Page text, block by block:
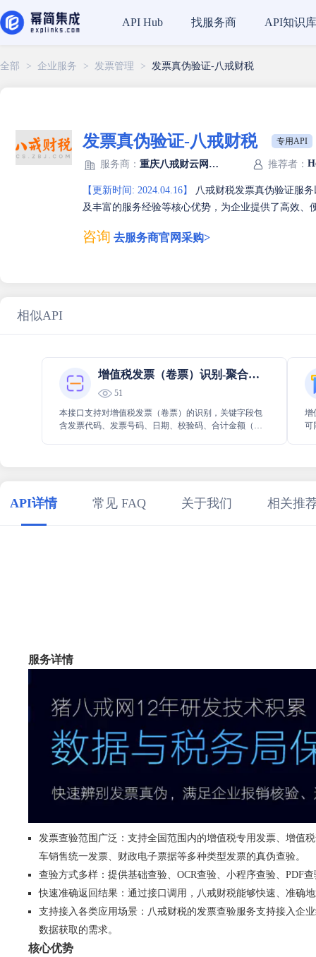
API Hub 找服务商 API知识库
全部 > 企业服务 > 发票管理 > 发票真伪验证-八戒财税
发票真伪验证-八戒财税 专用API
服务商： 重庆八戒财云网络科技有限公司 推荐者：
【更新时间: 2024.04.16】
八戒财税发票真伪验证服
及丰富的服务经验等核心优势，为企业提供了高效、
咨询 去服务商官网采购>
相似API
增值税发票（卷票）识别-聚合数据
51
本接口支持对增值税发票（卷票）的识别，关键字段包
含发票代码、发票号码、日期、校验码、合计金额（小
增
可
API详情 常见 FAQ 关于我们 相关推
服务详情
发票查验范围广泛：支持全国范围内的增值税专用发票、增值
车销售统一发票、财政电子票据等多种类型发票的真伪查验。
查验方式多样：提供基础查验、OCR查验、小程序查验、PDF
快速准确返回结果：通过接口调用，八戒财税能够快速、准确
支持接入各类应用场景：八戒财税的发票查验服务支持接入企
数据获取的需求。
核心优势